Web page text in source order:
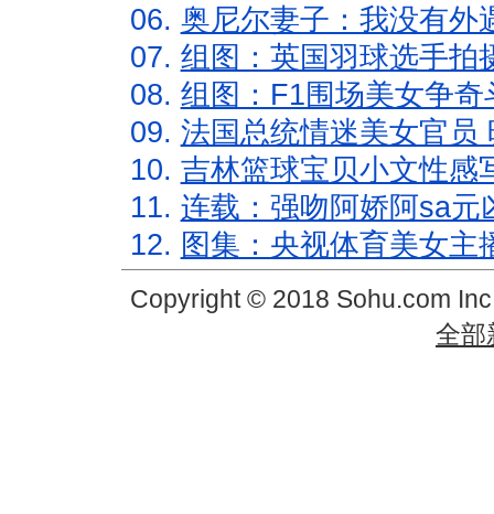
06. 奥尼尔妻子：我没有外
07. 组图：英国羽球选手拍
08. 组图：F1围场美女争
09. 法国总统情迷美女官员
10. 吉林篮球宝贝小文性感
11. 连载：强吻阿娇阿sa元
12. 图集：央视体育美女主
Copyright © 2018 Sohu.com
全部